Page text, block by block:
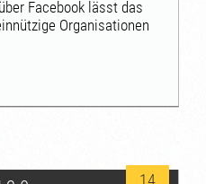
Facebook lässt das
Organisationen
14